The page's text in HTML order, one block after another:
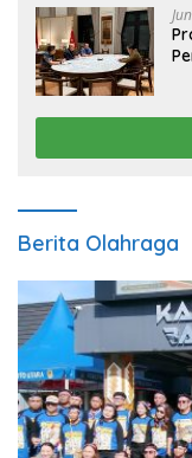
Berita Olahraga